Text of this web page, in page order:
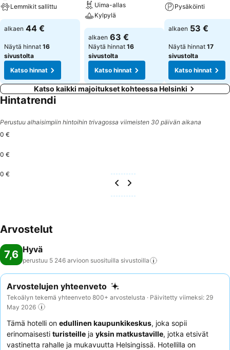
Lemmikit sallittu
alkaen 44 €
Näytä hinnat 16
sivustolta
Katso hinnat
Uima-allas
Kylpylä
alkaen 63 €
Näytä hinnat 16
sivustolta
Katso hinnat
Pysäköinti
alkaen 53 €
Näytä hinnat 17
sivustolta
Katso hinnat
Katso kaikki majoitukset kohteessa Helsinki
Hintatrendi
Perustuu alhaisimpiin hintoihin trivagossa viimeisten 30 päivän aikana
0 €
0 €
0 €
Arvostelut
7,6 Hyvä
perustuu 5 246 arvioon suosituilla sivustoilla
Arvostelujen yhteenveto
Tekoälyn tekemä yhteenveto 800+ arvostelusta · Päivitetty viimeksi: 29
May 2026
Tämä hotelli on edullinen kaupunkikeskus, joka sopii
erinomaisesti turisteille ja yksin matkustaville, jotka etsivät
vastinetta rahalle ja mukavuutta Helsingissä. Hotellilla on